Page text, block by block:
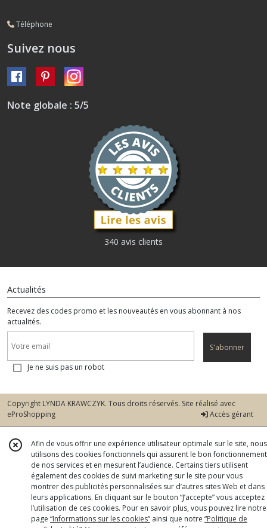
Téléphone
Suivez nous
Note globale : 5/5
340 avis clients
Actualités
Recevez des codes promo et les nouveautés en vous abonnant à nos
actualités.
S'abonner
Je ne suis pas un robot
Copyright LYNDA KRAWCZYK. Tous droits réservés. Site réalisé avec
eProShopping
Accès gérant
Afin de vous offrir une expérience utilisateur optimale sur le site, nous
utilisons des cookies fonctionnels qui assurent le bon fonctionnement
de nos services et en mesurent l’audience. Certains tiers utilisent
également des cookies de suivi marketing sur le site pour vous
montrer des publicités personnalisées sur d’autres sites Web et dans
leurs applications. En cliquant sur le bouton “J’accepte” vous acceptez
l’utilisation de ces cookies. Pour en savoir plus, vous pouvez lire notre
page “Informations sur les cookies” ainsi que notre “Politique de